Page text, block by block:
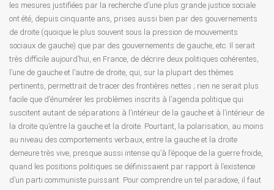
les mesures justifiées par la recherche d’une plus grande justice sociale
ont été, depuis cinquante ans, prises aussi bien par des gouvernements
de droite (quoique le plus souvent sous la pression de mouvements
sociaux de gauche) que par des gouvernements de gauche, etc. Il serait
très difficile aujourd’hui, en France, de décrire deux politiques cohérentes,
l’une de gauche et l’autre de droite, qui, sur la plupart des thèmes
pertinents, permettrait de tracer des frontières nettes ; rien ne serait plus
facile que d’énumérer les problèmes inscrits à l’agenda politique qui
suscitent autant de séparations à l’intérieur de la gauche et à l’intérieur de
la droite qu’entre la gauche et la droite. Pourtant, la polarisation, au moins
au niveau des comportements verbaux, entre la gauche et la droite
demeure très vive, presque aussi intense qu’à l’époque de la guerre froide,
quand les positions politiques se définissaient par rapport à l’existence
d’un parti communiste puissant. Pour comprendre un tel paradoxe, il faut